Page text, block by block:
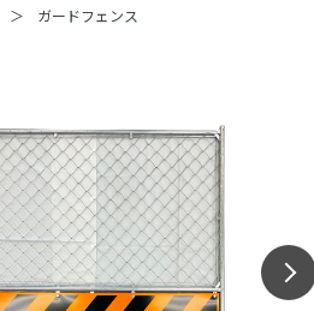
ガードフェンス